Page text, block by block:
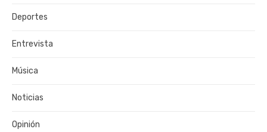
Deportes
Entrevista
Música
Noticias
Opinión